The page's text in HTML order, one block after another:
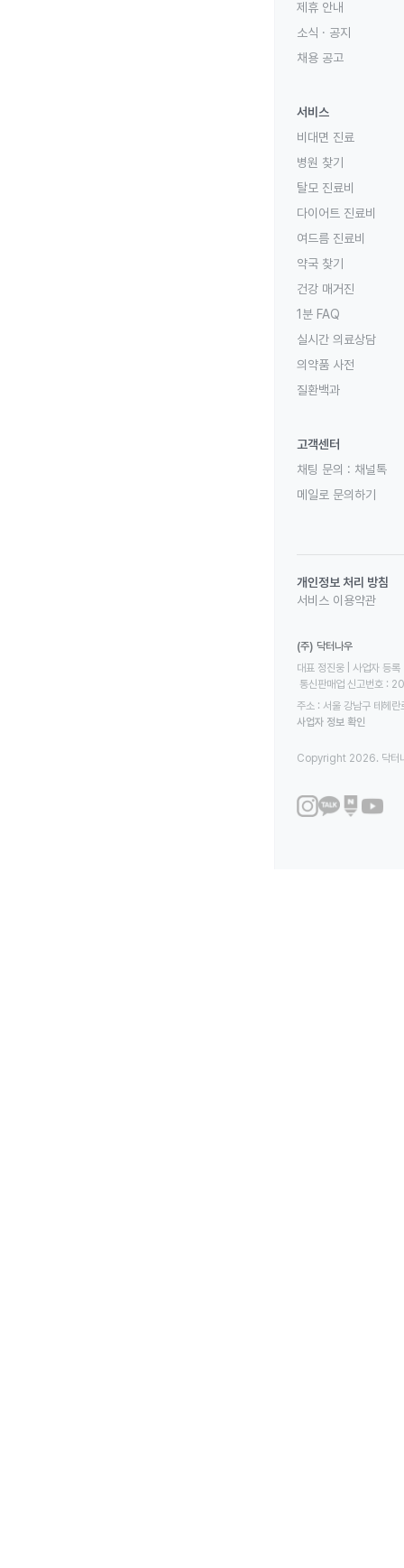
제휴 안내
소식 · 공지
채용 공고
서비스
비대면 진료
병원 찾기
탈모 진료비
다이어트 진료비
여드름 진료비
약국 찾기
건강 매거진
1분 FAQ
실시간 의료상담
의약품 사전
질환백과
고객센터
채팅 문의 : 채널톡
메일로 문의하기
개인정보 처리 방침
서비스 이용약관
(주) 닥터나우
대표 정진웅 | 사업자
통신판매업 신고번호
주소 : 서울 강남구 테헤
사업자 정보 확인
Copyright 2026. 닥터